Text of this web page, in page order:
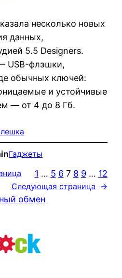
несколько новых
данных,
5.5 Designers.
USB-флэшки,
обычных ключей:
и устойчивые
— от 4 до 8 Гб.
Гаджеты
1 … 5 6 7 8 9 … 12
Следующая страница →
обмен